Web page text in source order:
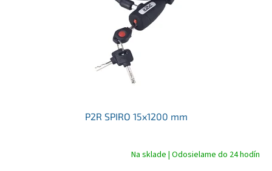
P2R SPIRO 15x1200 mm
Na sklade | Odosielame do 24 hodín